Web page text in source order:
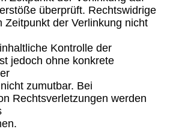
überprüft. Rechtswidrige
Zeitpunkt der Verlinkung nicht
Kontrolle der
jedoch ohne konkrete
zumutbar. Bei
Rechtsverletzungen werden